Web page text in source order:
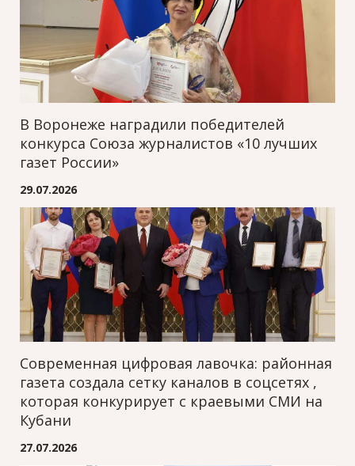
В Воронеже наградили победителей
конкурса Союза журналистов «10 лучших
газет России»
29.07.2026
Современная цифровая лавочка: районная
газета создала сетку каналов в соцсетях ,
которая конкурирует с краевыми СМИ на
Кубани
27.07.2026